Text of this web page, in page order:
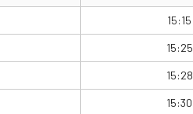
15:15
15:25
15:28
15:30